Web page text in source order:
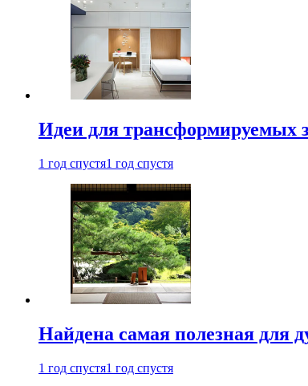
Идеи для трансформируемых
1 год спустя1 год спустя
Найдена самая полезная для
1 год спустя1 год спустя